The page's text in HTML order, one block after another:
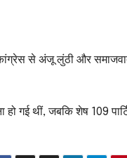
से अंजू लुंठी और
गई थीं, जबकि शेष 109